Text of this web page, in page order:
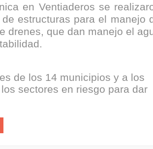
un bus que estaba siendo lavado
alerta al Tolima
MIAMI ) Cali se blinda con amplio
de Licores del Tolima alcanzó el 94
en Ventiaderos se
estructuras para el manejo
drenes, que dan manejo el
de los 14 municipios y a los
sectores en riesgo para dar